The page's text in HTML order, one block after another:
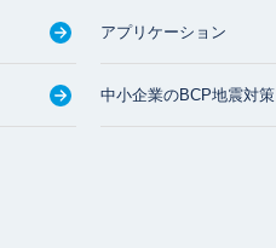
アプリケーション
中小企業のBCP地震対策